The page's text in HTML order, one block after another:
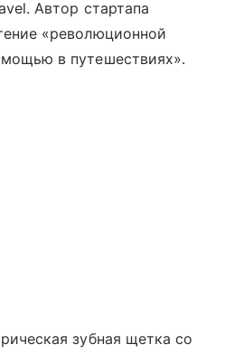
Автор стартапа
«революционной
в путешествиях».
зубная щетка со